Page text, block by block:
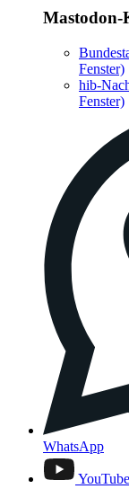
Mastodon-
Fenster)
hib-
Fenster)
WhatsApp
YouTube